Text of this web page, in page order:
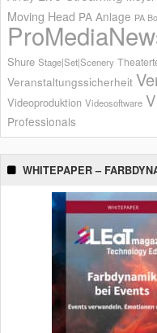
Moving Head PA Anlage PA
Shure Stage|Set|Scenery
Veranstaltungssicherheit
Videoproduktion Videosoftware
Professionals
WHITEPAPER –